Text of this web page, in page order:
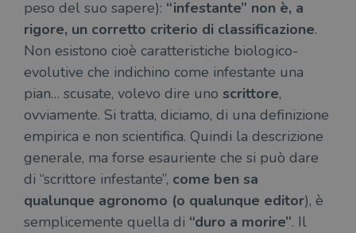
peso del suo sapere): “infestante” non è, a
rigore, un corretto criterio di classificazione.
Non esistono cioè caratteristiche biologico-
evolutive che indichino come infestante una
pian… scusate, volevo dire uno scrittore,
ovviamente. Si tratta, diciamo, di una definizione
empirica e non scientifica. Quindi la descrizione
generale, ma forse esauriente che si può dare
di “scrittore infestante”, come ben sa
qualunque agronomo (o qualunque editor), è
semplicemente quella di “duro a morire”. Il